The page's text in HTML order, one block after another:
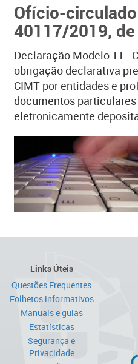
Ofício-
40117/2019,
Declaração Modelo 11 -
obrigação declarativa
CIMT por entidades e
documentos
eletronicamente
Links Úteis
Questões Frequentes
Folhetos informativos
Manuais e guias
Estatísticas
Segurança e
Privacidade